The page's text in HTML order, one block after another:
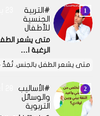
التربية
الجنسية
للأطفال
متى يشعر
الرغبة ا…
متى يشعر الطفل بالجنس. تُعَدُّ
الأساليب
والوسائل
التربوية